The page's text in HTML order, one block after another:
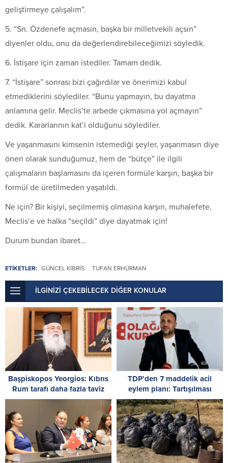
geliştirmeye çalışalım”.
5. “Sn. Özdenefe açmasın, başka bir milletvekili açsın”
diyenler oldu, onu da değerlendirebileceğimizi söyledik.
6. İstişare için zaman istediler. Tamam dedik.
7. “İstişare” sonrası bizi çağırdılar ve önerimizi kabul
etmediklerini söylediler. “Bunu yapmayın, bu dayatma
anlamına gelir. Meclis’te arbede çıkmasına yol açmayın”
dedik. Kararlarının kat’i olduğunu söylediler.
Ve yaşanmasını kimsenin istemediği şeyler, yaşanmasın diye
öneri olarak sunduğumuz, hem de “bütçe” ile ilgili
çalışmaların başlamasını da içeren formüle karşın, başka bir
formül de üretilmeden yaşatıldı.
Ne için? Bir kişiyi, seçilmemiş olmasına karşın, muhalefete,
Meclis’e ve halka “seçildi” diye dayatmak için!
Durum bundan ibaret…
ETİKETLER: GÜNCEL KIBRIS TUFAN ERHÜRMAN
İLGİNİZİ ÇEKEBİLECEK DİĞER KONULAR
Başpiskopos Yeorgios: Kıbrıs
Rum tarafı daha fazla taviz
vermemeli
TDP’den 7 maddelik acil
eylem planı: Tartışılması
gereken kişinin kimliği değil,
sistemin çöküşüdür!